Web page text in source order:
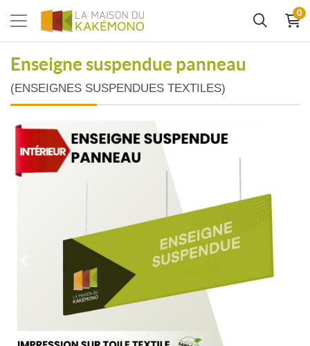
0
Enseigne suspendue panneau
(ENSEIGNES SUSPENDUES TEXTILES)